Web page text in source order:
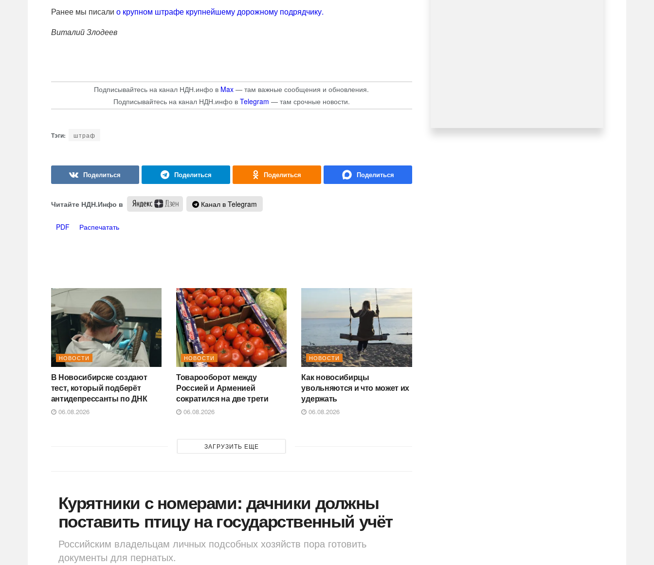
Ранее мы писали о крупном штрафе крупнейшему дорожному подрядчику.
Виталий Злодеев
Подписывайтесь на канал НДН.инфо в Max — там важные сообщения и обновления.
Подписывайтесь на канал НДН.инфо в Telegram — там срочные новости.
штраф
Читайте НДН.Инфо в Канал в Telegram
PDF Распечатать
НОВОСТИ
В Новосибирске создают
тест, который подберёт
антидепрессанты по ДНК
06.08.2026
НОВОСТИ
Товарооборот между
Россией и Арменией
сократился на две трети
06.08.2026
НОВОСТИ
Как новосибирцы
увольняются и что может их
удержать
06.08.2026
ЗАГРУЗИТЬ ЕЩЕ
Курятники с номерами: дачники должны
поставить птицу на государственный учёт
Российским владельцам личных подсобных хозяйств пора готовить
документы для пернатых.